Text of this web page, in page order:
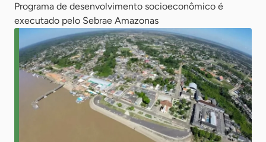
Programa de desenvolvimento socioeconômico é
executado pelo Sebrae Amazonas